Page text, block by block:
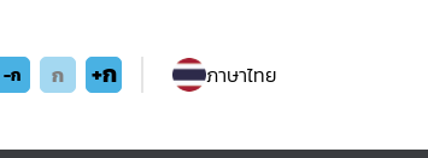
-ก ก +ก ภาษาไทย